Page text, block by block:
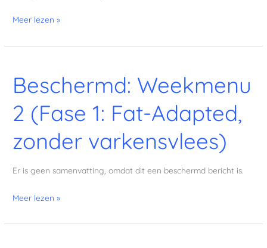
2)
Meer lezen »
Beschermd: Weekmenu
2 (Fase 1: Fat-Adapted,
zonder varkensvlees)
Er is geen samenvatting, omdat dit een beschermd bericht is.
Beschermd:
Weekmenu
2
(Fase
1:
Fat-
Adapted,
varkensvlees)
Meer lezen »